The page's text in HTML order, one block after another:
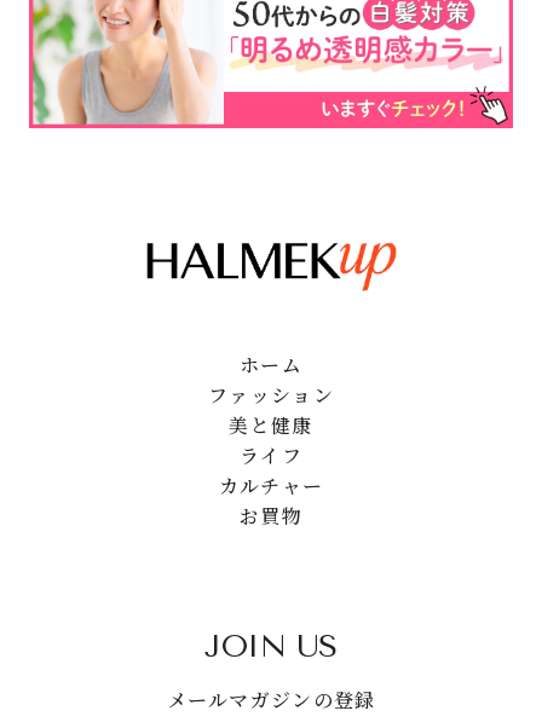
ホーム
ファッション
美と健康
ライフ
カルチャー
お買物
JOIN US
メールマガジンの登録